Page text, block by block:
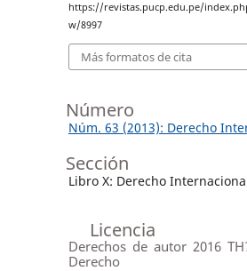
https://revistas.pucp.edu.pe/
w/8997
Más formatos de cita
Número
Núm. 63 (2013): Derecho
Sección
Libro X: Derecho
Licencia
Derechos de autor 2016
Derecho